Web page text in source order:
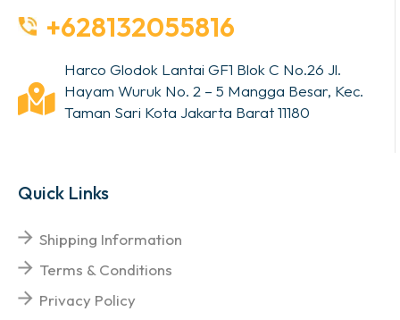
+628132055816
Harco Glodok Lantai GF1 Blok C No.26 Jl.
Hayam Wuruk No. 2 – 5 Mangga Besar, Kec.
Taman Sari Kota Jakarta Barat 11180
Quick Links
Shipping Information
Terms & Conditions
Privacy Policy